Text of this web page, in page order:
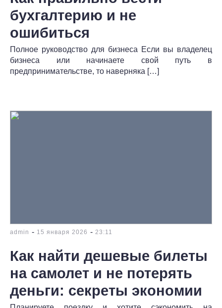
бухгалтерию и не
ошибиться
Полное руководство для бизнеса Если вы владелец
бизнеса или начинаете свой путь в
предпринимательстве, то наверняка […]
admin - 15 января 2026 - 23:11
Как найти дешевые билеты
на самолет и не потерять
деньги: секреты экономии